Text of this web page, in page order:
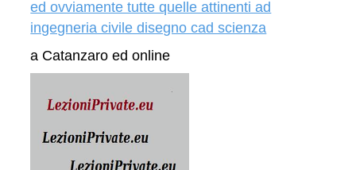
ed ovviamente tutte quelle attinenti ad
ingegneria civile disegno cad scienza
a Catanzaro ed online